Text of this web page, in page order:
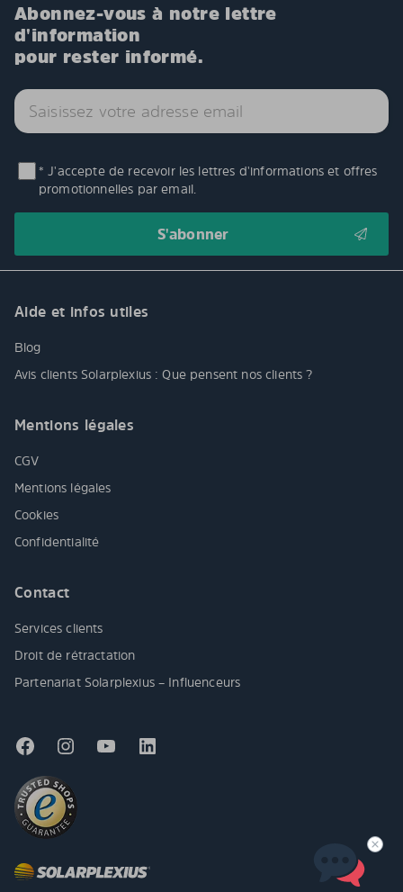
Abonnez-vous à notre lettre
d'information
pour rester informé.
* J'accepte de recevoir les lettres d'informations et offres
promotionnelles par email.
Aide et infos utiles
Blog
Avis clients Solarplexius : Que pensent nos clients ?
Mentions légales
CGV
Mentions légales
Cookies
Confidentialité
Contact
Services clients
Droit de rétractation
Partenariat Solarplexius – Influenceurs